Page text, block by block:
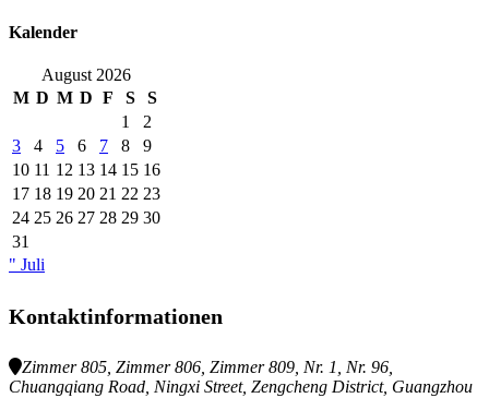
Kalender
August 2026
M D M D F S
S
1
2
3
4 5 6 7 8
9
10 11 12 13 14 15 16
17 18 19 20 21 22 23
24 25 26 27 28 29 30
31
" Juli
Kontaktinformationen
Zimmer 805, Zimmer 806, Zimmer 809, Nr. 1, Nr. 96,
Chuangqiang Road, Ningxi Street, Zengcheng District, Guangzhou